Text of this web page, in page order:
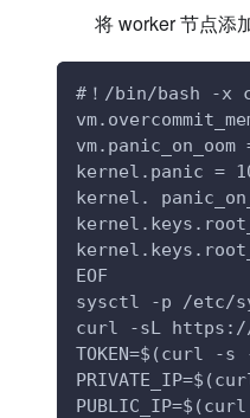
将 worker 节点添
#！/bin/bash -x
vm.panic_on_oom
kernel.panic =
kernel.
EOF
sysctl -p /etc/
curl -sL https://
TOKEN=$(curl -